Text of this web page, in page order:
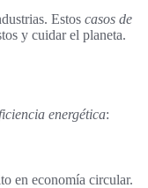
Estos casos de
y cuidar el planeta.
energética:
en economía circular.